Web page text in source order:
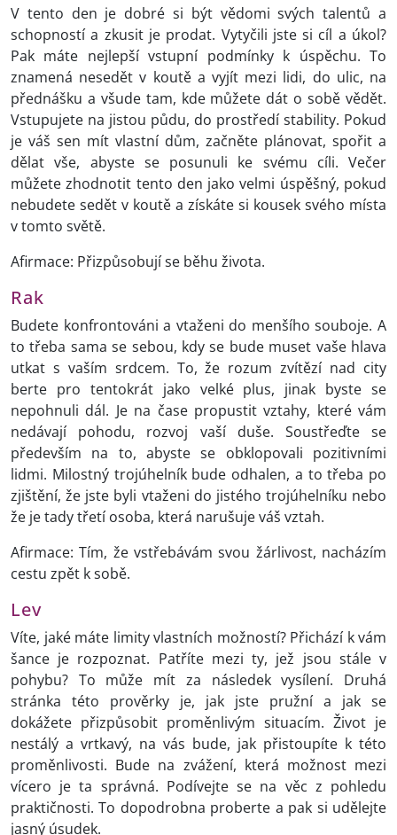
V tento den je dobré si být vědomi svých talentů a
schopností a zkusit je prodat. Vytyčili jste si cíl a úkol?
Pak máte nejlepší vstupní podmínky k úspěchu. To
znamená nesedět v koutě a vyjít mezi lidi, do ulic, na
přednášku a všude tam, kde můžete dát o sobě vědět.
Vstupujete na jistou půdu, do prostředí stability. Pokud
je váš sen mít vlastní dům, začněte plánovat, spořit a
dělat vše, abyste se posunuli ke svému cíli. Večer
můžete zhodnotit tento den jako velmi úspěšný, pokud
nebudete sedět v koutě a získáte si kousek svého místa
v tomto světě.
Afirmace: Přizpůsobují se běhu života.
Rak
Budete konfrontováni a vtaženi do menšího souboje. A
to třeba sama se sebou, kdy se bude muset vaše hlava
utkat s vaším srdcem. To, že rozum zvítězí nad city
berte pro tentokrát jako velké plus, jinak byste se
nepohnuli dál. Je na čase propustit vztahy, které vám
nedávají pohodu, rozvoj vaší duše. Soustřeďte se
především na to, abyste se obklopovali pozitivními
lidmi. Milostný trojúhelník bude odhalen, a to třeba po
zjištění, že jste byli vtaženi do jistého trojúhelníku nebo
že je tady třetí osoba, která narušuje váš vztah.
Afirmace: Tím, že vstřebávám svou žárlivost, nacházím
cestu zpět k sobě.
Lev
Víte, jaké máte limity vlastních možností? Přichází k vám
šance je rozpoznat. Patříte mezi ty, jež jsou stále v
pohybu? To může mít za následek vysílení. Druhá
stránka této prověrky je, jak jste pružní a jak se
dokážete přizpůsobit proměnlivým situacím. Život je
nestálý a vrtkavý, na vás bude, jak přistoupíte k této
proměnlivosti. Bude na zvážení, která možnost mezi
vícero je ta správná. Podívejte se na věc z pohledu
praktičnosti. To dopodrobna proberte a pak si udělejte
jasný úsudek.